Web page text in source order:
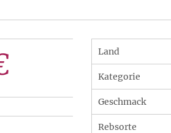
Land
Kategorie
Geschmack
Rebsorte